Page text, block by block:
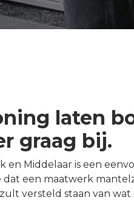
laten
graag bij.
Middelaar is een
een maatwerk
versteld staan van wat